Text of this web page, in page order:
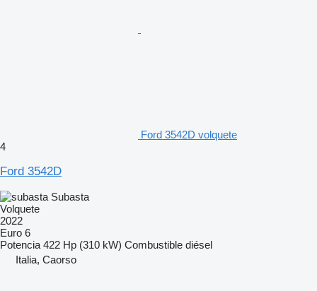
Ford 3542D volquete
4
Ford 3542D
Subasta
Volquete
2022
Euro 6
Potencia 422 Hp (310 kW) Combustible diésel
Italia, Caorso